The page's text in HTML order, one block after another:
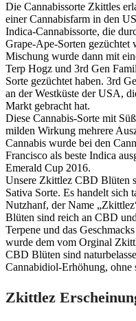
Die Cannabissorte Zkittles
einer Cannabisfarm in den
Indica-Cannabissorte, die
Grape-Ape-Sorten gezüchtet
Mischung wurde dann mit
Terp Hogz und 3rd Gen
Sorte gezüchtet haben. 3rd
an der Westküste der USA,
Markt gebracht hat.
Diese Cannabis-Sorte mit
milden Wirkung mehrere
Cannabis wurde bei den
Francisco als beste Indica
Emerald Cup 2016.
Unsere Zkittlez CBD Blüten
Sativa Sorte. Es handelt sich
Nutzhanf, der Name
Blüten sind reich an CBD
Terpene und das
wurde dem vom Orginal
CBD Blüten sind
Cannabidiol-Erhöhung, ohne
Zkittlez